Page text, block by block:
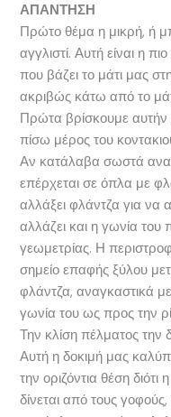
ΑΠΑΝΤΗΣΗ
Πρώτο θέμα η μικρή, ή
αγγλιστί. Αυτή είναι η
που βάζει το μάτι μας
ακριβώς κάτω από το
Πρώτα βρίσκουμε αυτήν
πίσω μέρος του
Αν κατάλαβα σωστά
επέρχεται σε όπλα με
αλλάξει φλάντζα για να
αλλάζει και η γωνία του
γεωμετρίας. Η
σημείο επαφής ξύλου
φλάντζα, αναγκαστικά
γωνία του ως προς την
Την κλίση πέλματος την
Αυτή η δοκιμή μας
την οριζόντια θέση
δίνεται από τους